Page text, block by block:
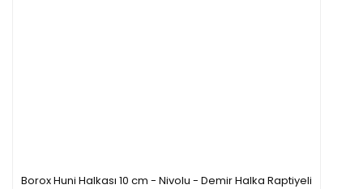
Borox Huni Halkası 10 cm - Nivolu - Demir Halka Raptiyeli